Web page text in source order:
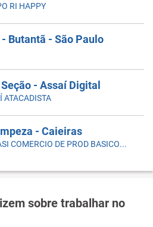
RI HAPPY
Butantã - São Paulo
- Assaí Digital
ATACADISTA
- Caieiras
COBASI COMERCIO DE PROD BASICOS E INDUSTRIALIZADOS LTDA
sobre trabalhar no